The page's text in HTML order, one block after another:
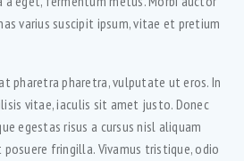
varius suscipit ipsum, vitae et pretium
pharetra pharetra, vulputate ut eros. In
vitae, iaculis sit amet justo. Donec
egestas risus a cursus nisl aliquam
posuere fringilla. Vivamus tristique, odio